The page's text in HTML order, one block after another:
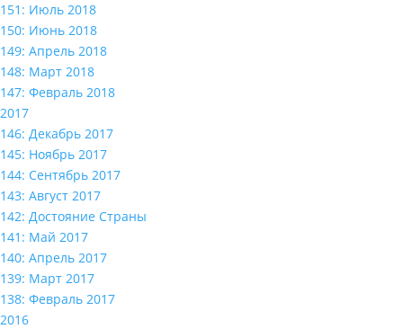
151: Июль 2018
150: Июнь 2018
149: Апрель 2018
148: Март 2018
147: Февраль 2018
2017
146: Декабрь 2017
145: Ноябрь 2017
144: Сентябрь 2017
143: Август 2017
142: Достояние Страны
141: Май 2017
140: Апрель 2017
139: Март 2017
138: Февраль 2017
2016